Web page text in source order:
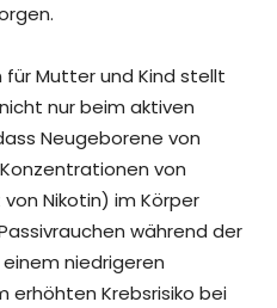
Mutter und Kind stellt
nur beim aktiven
Neugeborene von
von
Nikotin) im Körper
während der
niedrigeren
erhöhten Krebsrisiko bei